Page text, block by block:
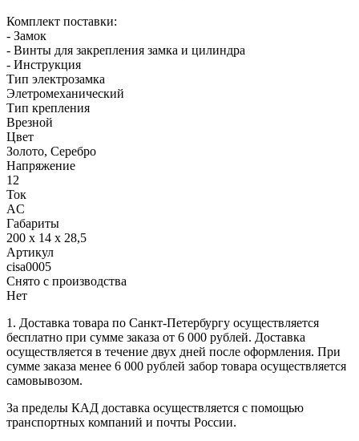
Комплект поставки:
- Замок
- Винты для закрепления замка и цилиндра
- Инструкция
Тип электрозамка
Элетромеханический
Тип крепления
Врезной
Цвет
Золото, Серебро
Напряжение
12
Ток
AC
Габариты
200 x 14 x 28,5
Артикул
cisa0005
Снято с производства
Нет
1. Доставка товара по Санкт-Петербургу осуществляется
бесплатно при сумме заказа от 6 000 рублей. Доставка
осуществляется в течение двух дней после оформления. При
сумме заказа менее 6 000 рублей забор товара осуществляется
самовывозом.
За пределы КАД доставка осуществляется с помощью
транспортных компаний и почты России.